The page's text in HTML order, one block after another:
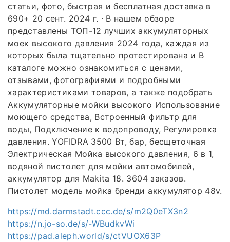
статьи, фото, быстрая и бесплатная доставка в
690+ 20 сент. 2024 г. · В нашем обзоре
представлены ТОП-12 лучших аккумуляторных
моек высокого давления 2024 года, каждая из
которых была тщательно протестирована и В
каталоге можно ознакомиться с ценами,
отзывами, фотографиями и подробными
характеристиками товаров, а также подобрать
Аккумуляторные мойки высокого Использование
моющего средства, Встроенный фильтр для
воды, Подключение к водопроводу, Регулировка
давления. YOFIDRA 3500 Вт, бар, бесщеточная
Электрическая Мойка высокого давления, 6 в 1,
водяной пистолет для мойки автомобилей,
аккумулятор для Makita 18. 3604 заказов.
Пистолет модель мойка бренди аккумулятор 48v.
https://md.darmstadt.ccc.de/s/m2Q0eTX3n2
https://n.jo-so.de/s/-WBudkvWi
https://pad.aleph.world/s/ctVUOX63P